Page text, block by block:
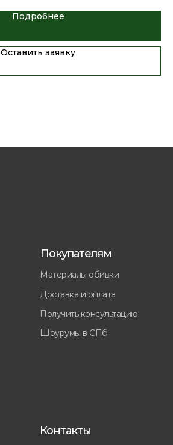
Подробнее
Оставить заявку
Материалы обивки
Доставка и оплата
Получить консультацию
Шоурумы в СПб
Покупателям
Контакты